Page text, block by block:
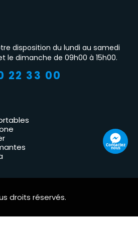
disposition du lundi au samedi
le dimanche de 09h00 à 15h00.
22 33 00
droits réservés.
Contactez
nous